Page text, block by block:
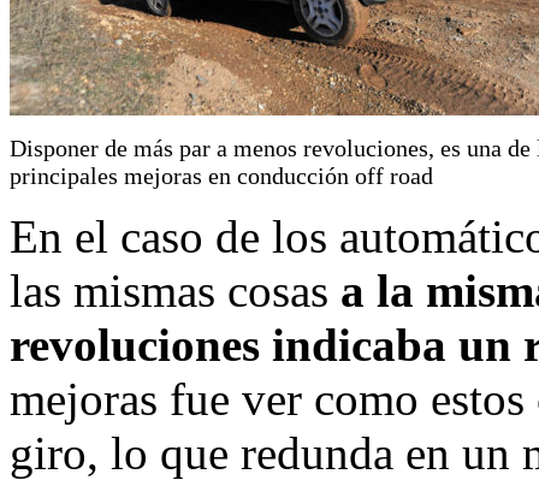
Disponer de más par a menos revoluciones, es una de
principales mejoras en conducción off road
En el caso de los
las mismas cosas a la
revoluciones indicaba un
mejoras fue ver como
giro, lo que redunda en un